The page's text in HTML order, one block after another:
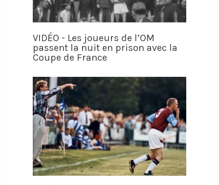
VIDÉO - Les joueurs de l’OM
passent la nuit en prison avec la
Coupe de France